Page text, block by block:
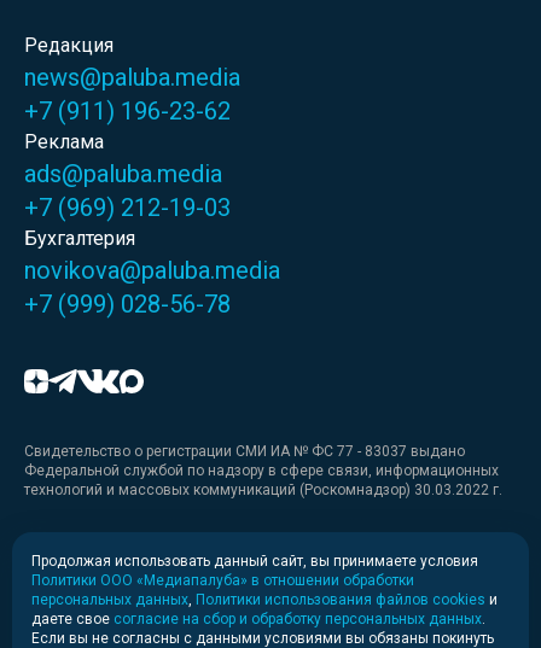
Редакция
news@paluba.media
+7 (911) 196-23-62
Реклама
ads@paluba.media
+7 (969) 212-19-03
Бухгалтерия
novikova@paluba.media
+7 (999) 028-56-78
Свидетельство о регистрации СМИ ИА № ФС 77 - 83037 выдано
Федеральной службой по надзору в сфере связи, информационных
технологий и массовых коммуникаций (Роскомнадзор) 30.03.2022 г.
Медиакит
Медиакит для печати
Продолжая использовать данный сайт, вы принимаете условия
Политики ООО «Медиапалуба» в отношении обработки
персональных данных Политики использования файлов cookies и
даете свое согласие на сбор и обработку персональных данных
Если вы не согласны с данными условиями вы обязаны покинуть